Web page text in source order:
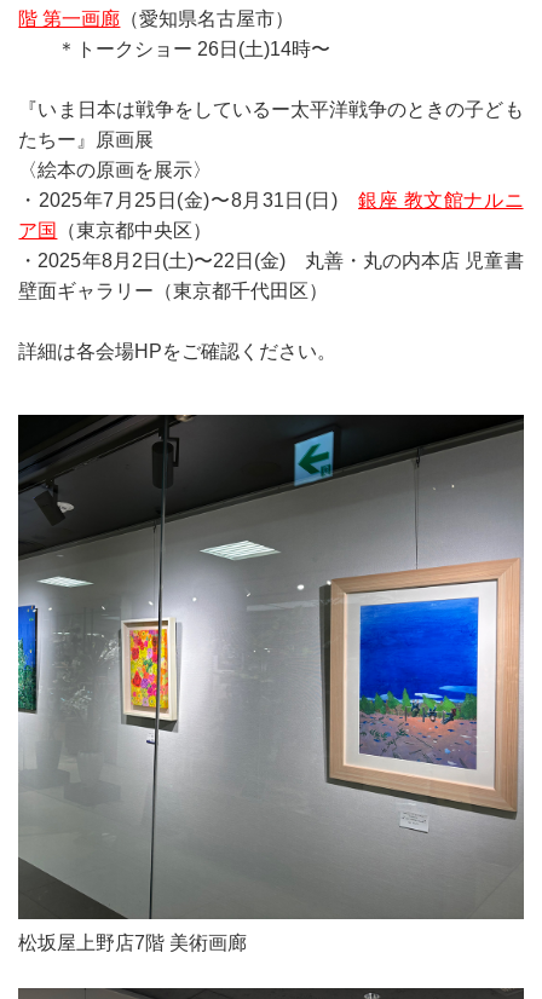
階 第一画廊 （愛知県名古屋市）
＊トークショー 26日(土)14時〜
『いま日本は戦争をしているー太平洋戦争のときの子ども
たちー』原画展
〈絵本の原画を展示〉
・2025年7月25日(金)〜8月31日(日)銀座 教文館ナルニ
ア国
（東京都中央区）
・2025年8月2日(土)〜22日(金) 丸善・丸の内本店 児童書
壁面ギャラリー（東京都千代田区）
詳細は各会場HPをご確認ください。
松坂屋上野店7階 美術画廊